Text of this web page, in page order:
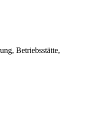
Betriebsstätte,